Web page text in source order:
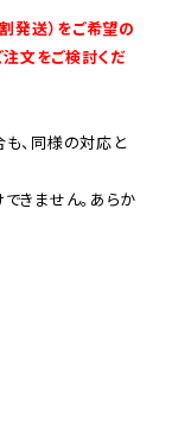
発送）をご希望の
注文をご検討くだ
、同様の対応と
きません。あらか